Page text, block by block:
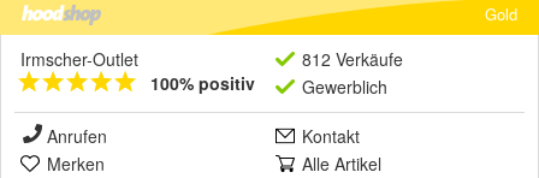
Gold
Irmscher-Outlet
100% positiv
812 Verkäufe
Gewerblich
Anrufen
Kontakt
Merken
Alle Artikel